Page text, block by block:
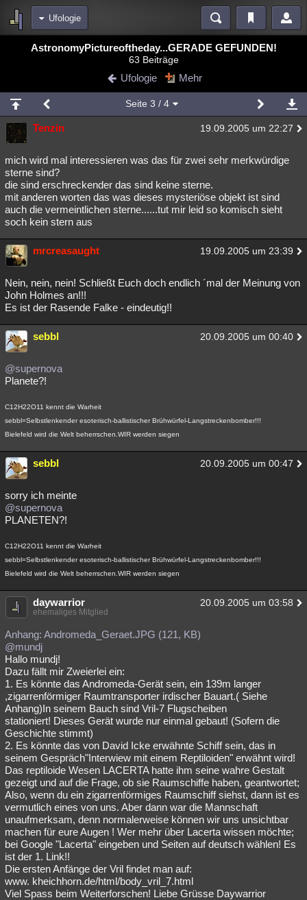
Ufologie
Bereiche
Blogs
Chat Wiki Neuigkeiten
meine Rubriken
Menschen Mystery Kriminalfälle
Spiritualität Verschwörungen Technologie Ufologie
Natur Umfragen Unterhaltung
weitere Rubriken
Philosophie Träume
Astronomie Helpdesk Gaming Filme
Musik Clash Verbesserungen Allmystery English
Übersichten
Besucht Teilgenommen Alle Neue Geschlossen
Lesenswert
AstronomyPictureoftheday...GERADE GEFUNDEN!
63 Beiträge
Ufologie Mehr
Seite 3 / 4
Tenzin 19.09.2005 um 22:27
mich wird mal interessieren was das für zwei sehr merkwürdige
sterne sind?
die sind erschreckender das sind keine sterne.
mit anderen worten das was dieses mysteriöse objekt ist sind
auch die vermeintlichen sterne......tut mir leid so komisch sieht
soch kein stern aus
mrcreasaught 19.09.2005 um 23:39
Nein, nein, nein! Schließt Euch doch endlich ´mal der Meinung von
John Holmes an!!!
Es ist der Rasende Falke - eindeutig!!
sebbl 20.09.2005 um 00:40
@supernova
Planete?!
C12H22O11 kennt die Warheit
sebbl=Selbstlenkender esoterisch-ballistischer Brühwürfel-Langstreckenbomber!!!
Bielefeld wird die Welt beherrschen.WIR werden siegen
sebbl 20.09.2005 um 00:47
sorry ich meinte
@supernova
PLANETEN?!
C12H22O11 kennt die Warheit
sebbl=Selbstlenkender esoterisch-ballistischer Brühwürfel-Langstreckenbomber!!!
Bielefeld wird die Welt beherrschen.WIR werden siegen
daywarrior 20.09.2005 um 03:58
ehemaliges Mitglied
Anhang: Andromeda_Geraet.JPG (121, KB)
@mundj
Hallo mundj!
Dazu fällt mir Zweierlei ein:
1. Es könnte das Andromeda-Gerät sein, ein 139m langer
,zigarrenförmiger Raumtransporter irdischer Bauart.( Siehe
Anhang)In seinem Bauch sind Vril-7 Flugscheiben
stationiert! Dieses Gerät wurde nur einmal gebaut! (Sofern die
Geschichte stimmt)
2. Es könnte das von David Icke erwähnte Schiff sein, das in
seinem Gespräch"Interwiew mit einem Reptiloiden" erwähnt wird!
Das reptiloide Wesen LACERTA hatte ihm seine wahre Gestalt
gezeigt und auf die Frage, ob sie Raumschiffe haben, geantwortet;
Also, wenn du ein zigarrenförmiges Raumschiff siehst, dann ist es
vermutlich eines von uns. Aber dann war die Mannschaft
unaufmerksam, denn normalerweise können wir uns unsichtbar
machen für eure Augen ! Wer mehr über Lacerta wissen möchte;
bei Google "Lacerta" eingeben und Seiten auf deutsch wählen! Es
ist der 1. Link!!
Die ersten Anfänge der Vril findet man auf:
www. kheichhorn.de/html/body_vril_7.html
Viel Spass beim Weiterforschen! Liebe Grüsse Daywarrior